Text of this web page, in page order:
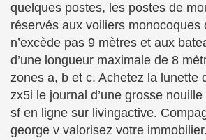
quelques postes, les postes de
réservés aux voiliers monocoques
n’excède pas 9 mètres et aux
d’une longueur maximale de 8
zones a, b et c. Achetez la lunette
zx5i le journal d’une grosse
sf en ligne sur livingactive.
george v valorisez votre